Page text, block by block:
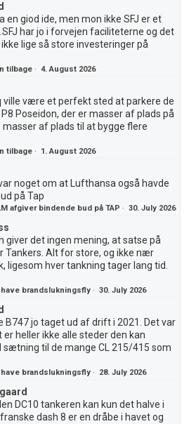
en giod ide, men mon ikke SFJ er et
har jo i forvejen faciliteterne og det
lige så store investeringer på
tilbage ·4. August 2026
ville være et perfekt sted at parkere de
Poseidon, der er masser af plads på
af plads til at bygge flere
tilbage · 1. August 2026
noget om at Lufthansa også havde
på Tap
afgiver bindende bud på TAP ·30. July 2026
giver det ingen mening, at satse på
Tankers. Alt for store, og ikke nær
ligesom hver tankning tager lang tid.
brandslukningsfly ·30. July 2026
B747 jo taget ud af drift i 2021. Det var
er heller ikke alle steder den kan
sætning til de mange CL 215/415 som
brandslukningsfly · 28. July 2026
DC10 tankeren kan kun det halve i
dash 8 er en dråbe i havet og